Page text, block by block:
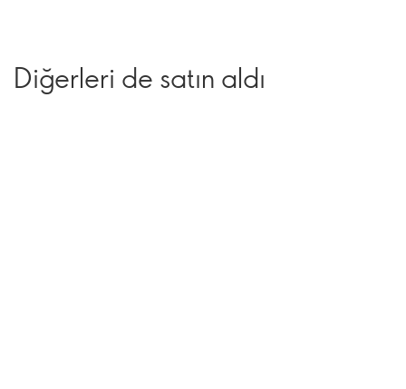
Diğerleri de satın aldı